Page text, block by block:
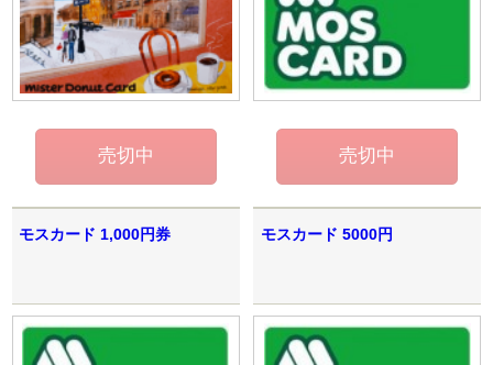
モスカード 1,000円券 モスカード 5000円